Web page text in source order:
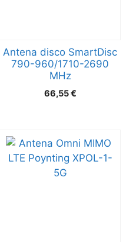
Antena disco SmartDisc
790-960/1710-2690
MHz
66,55€